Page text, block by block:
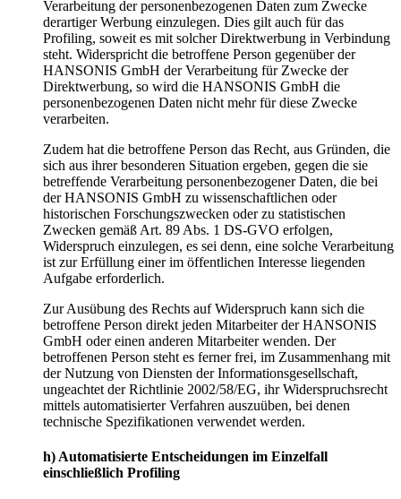
Verarbeitung der personenbezogenen Daten zum Zwecke
derartiger Werbung einzulegen. Dies gilt auch für das
Profiling, soweit es mit solcher Direktwerbung in Verbindung
steht. Widerspricht die betroffene Person gegenüber der
HANSONIS GmbH der Verarbeitung für Zwecke der
Direktwerbung, so wird die HANSONIS GmbH die
personenbezogenen Daten nicht mehr für diese Zwecke
verarbeiten.
Zudem hat die betroffene Person das Recht, aus Gründen, die
sich aus ihrer besonderen Situation ergeben, gegen die sie
betreffende Verarbeitung personenbezogener Daten, die bei
der HANSONIS GmbH zu wissenschaftlichen oder
historischen Forschungszwecken oder zu statistischen
Zwecken gemäß Art. 89 Abs. 1 DS-GVO erfolgen,
Widerspruch einzulegen, es sei denn, eine solche Verarbeitung
ist zur Erfüllung einer im öffentlichen Interesse liegenden
Aufgabe erforderlich.
Zur Ausübung des Rechts auf Widerspruch kann sich die
betroffene Person direkt jeden Mitarbeiter der HANSONIS
GmbH oder einen anderen Mitarbeiter wenden. Der
betroffenen Person steht es ferner frei, im Zusammenhang mit
der Nutzung von Diensten der Informationsgesellschaft,
ungeachtet der Richtlinie 2002/58/EG, ihr Widerspruchsrecht
mittels automatisierter Verfahren auszuüben, bei denen
technische Spezifikationen verwendet werden.
h) Automatisierte Entscheidungen im Einzelfall
einschließlich Profiling